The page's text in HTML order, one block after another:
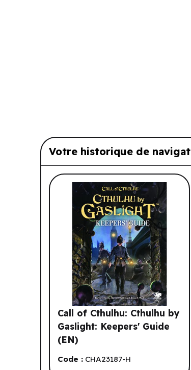
Votre historique de
Liste de produits
Call of Cthulhu: Cthulhu by
Gaslight: Keepers' Guide
(EN)
Code : CHA23187-H